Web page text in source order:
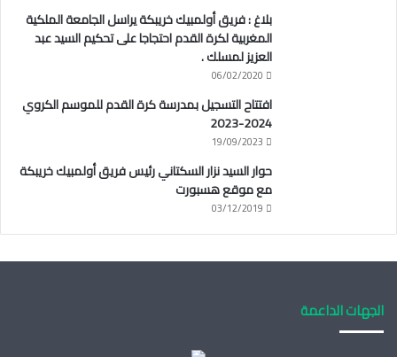
بلاغ : فريق أولمبيك خريبكة يراسل الجامعة الملكية
المغربية لكرة القدم احتجاجا على تحكيم السيد عبد
العزيز لمسلك .
06/02/2020
افتتاح التسجيل بمدرسة كرة القدم للموسم الكروي
2024-2023
19/09/2023
حوار السيد نزار السكتاني رئيس فريق أولمبيك خريبكة
مع موقع هسبورت
03/12/2019
الجهات الداعمة